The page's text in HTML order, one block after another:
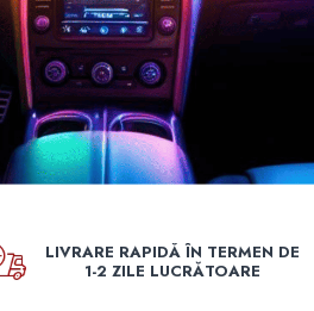
LIVRARE RAPIDĂ ÎN TERMEN DE
1-2 ZILE LUCRĂTOARE